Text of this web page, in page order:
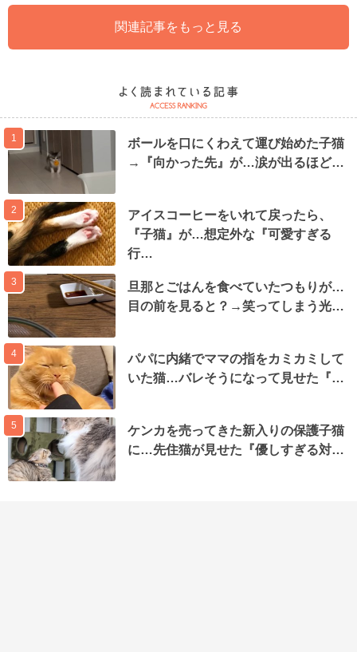
関連記事をもっと見る
1
ボールを口にくわえて運び始めた子猫
→『向かった先』が…涙が出るほど…
2
アイスコーヒーをいれて戻ったら、
『子猫』が…想定外な『可愛すぎる
行…
3
旦那とごはんを食べていたつもりが…
目の前を見ると？→笑ってしまう光…
4
パパに内緒でママの指をカミカミして
いた猫…バレそうになって見せた『…
5
ケンカを売ってきた新入りの保護子猫
に…先住猫が見せた『優しすぎる対…